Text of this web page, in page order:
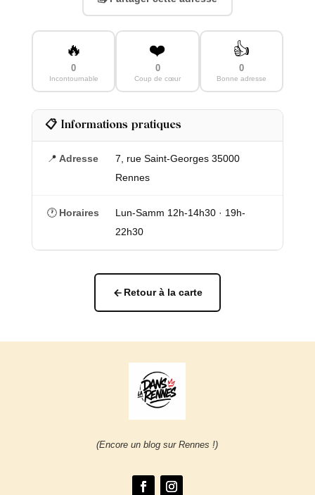
🔥
0
Incontournable
❤️
0
Coup de cœur
👍
0
Bonne adresse
📋 Informations pratiques
📍 Adresse
7, rue Saint-Georges 35000
Rennes
🕐 Horaires
Lun-Samm 12h-14h30 · 19h-
22h30
Retour à la carte
(Encore un blog sur Rennes !)